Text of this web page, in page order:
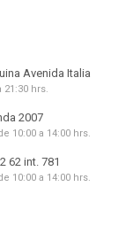
Avenida Italia
hrs.
2007
10:00 a 14:00 hrs.
62 int. 781
10:00 a 14:00 hrs.